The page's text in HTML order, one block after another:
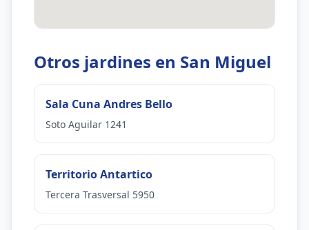
Otros jardines en San Miguel
Sala Cuna Andres Bello
Soto Aguilar 1241
Territorio Antartico
Tercera Trasversal 5950